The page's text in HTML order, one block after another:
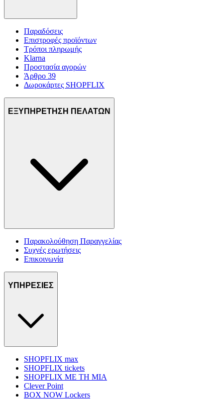
Παραδόσεις
Επιστροφές προϊόντων
Τρόποι πληρωμής
Klarna
Προστασία αγορών
Άρθρο 39
Δωροκάρτες SHOPFLIX
ΕΞΥΠΗΡΕΤΗΣΗ ΠΕΛΑΤΩΝ
Παρακολούθηση Παραγγελίας
Συχνές ερωτήσεις
Επικοινωνία
ΥΠΗΡΕΣΙΕΣ
SHOPFLIX max
SHOPFLIX tickets
SHOPFLIX ΜΕ ΤΗ ΜΙΑ
Clever Point
BOX NOW Lockers